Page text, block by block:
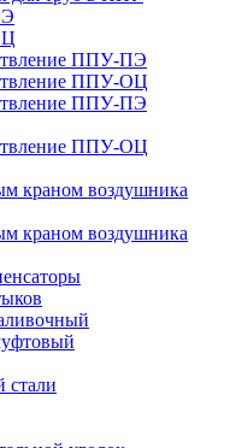
ППУ-ПЭ
ППУ-ОЦ
ППУ-ПЭ
ППУ-ОЦ
краном воздушника
краном воздушника
стали